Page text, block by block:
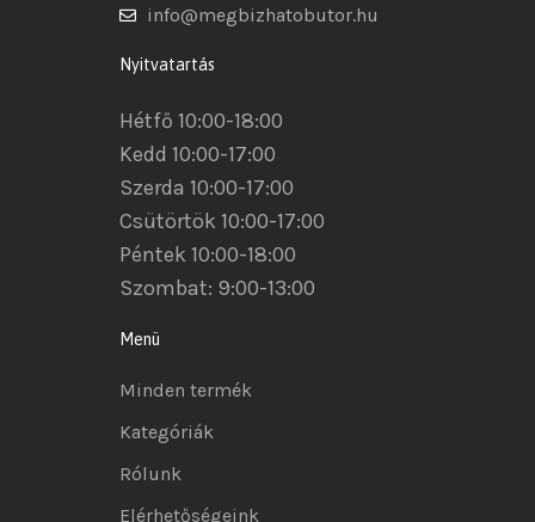
info@megbizhatobutor.hu
Nyitvatartás
Hétfő 10:00-18:00
Kedd 10:00-17:00
Szerda 10:00-17:00
Csütörtök 10:00-17:00
Péntek 10:00-18:00
Szombat: 9:00-13:00
Menü
Minden termék
Kategóriák
Rólunk
Elérhetőségeink